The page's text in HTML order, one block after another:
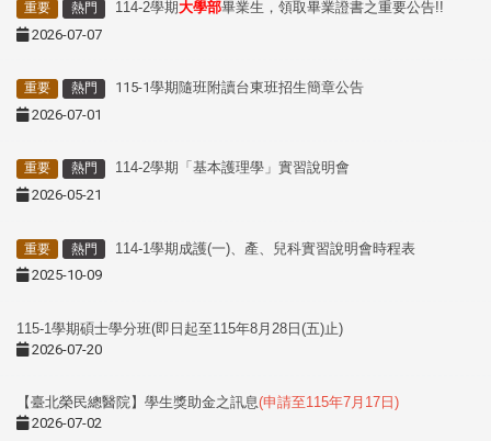
重要 熱門 114-2學期大學部畢業生，領取畢業證書之重要公告!!
2026-07-07
重要 熱門
115-1學期隨班附讀台東班招生簡章公告
2026-07-01
重要 熱門
114-2學期「基本護理學」實習說明會
2026-05-21
重要 熱門
114-1學期成護(一)、產、兒科實習說明會時程表
2025-10-09
115-1學期碩士學分班(即日起至115年8月28日(五)止)
2026-07-20
【臺北榮民總醫院】學生獎助金之訊息(申請至115年7月17日)
2026-07-02